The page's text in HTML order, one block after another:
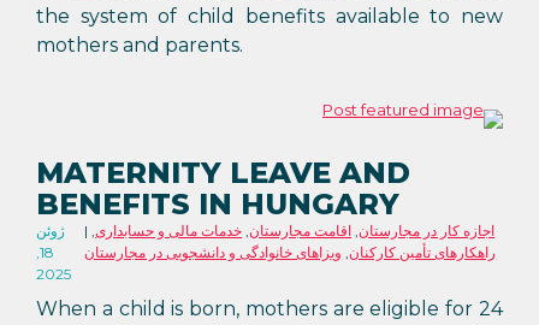
the system of child benefits available to new
mothers and parents.
MATERNITY LEAVE AND
BENEFITS IN HUNGARY
ژوئن
18,
2025
اجازه کار در مجارستان, اقامت مجارستان, خدمات مالی و حسابداری,
راهکارهای تأمین کارکنان, ویزاهای خانوادگی و دانشجویی در مجارستان
When a child is born, mothers are eligible for 24